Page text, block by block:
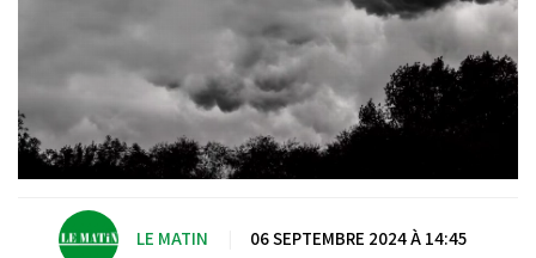
LE MATIN 06 SEPTEMBRE 2024 À 14:45